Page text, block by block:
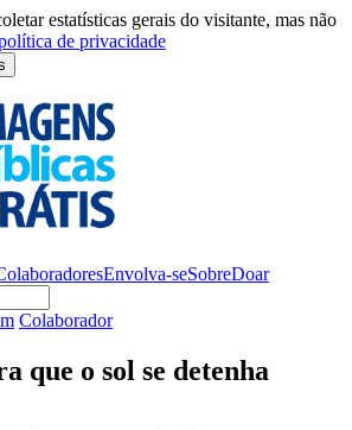
estatísticas gerais do visitante, mas não
de privacidade
Envolva-seSobreDoar
Colaborador
que o sol se detenha